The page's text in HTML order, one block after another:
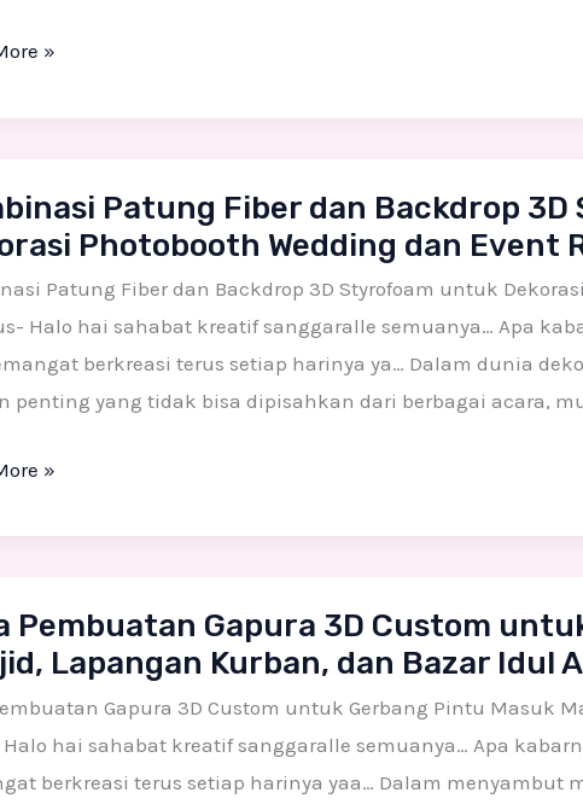
»
Patung Fiber dan Backdrop
Photobooth Wedding dan Event
Patung Fiber dan Backdrop 3D Styrofoam untuk
Halo hai sahabat kreatif sanggaralle semuanya… Apa
berkreasi terus setiap harinya ya… Dalam dunia
penting yang tidak bisa dipisahkan dari berbagai acara,
»
Pembuatan Gapura 3D Custom
Lapangan Kurban, dan Bazar Idul
Gapura 3D Custom untuk Gerbang Pintu Masuk
Halo hai sahabat kreatif sanggaralle semuanya… Apa
berkreasi terus setiap harinya yaa… Dalam menyambut